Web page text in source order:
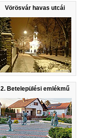
Vörösvár havas utcái
2. Betelepülési emlékmű